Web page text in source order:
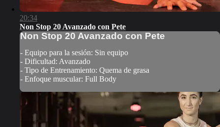
20:34
Non Stop 20 Avanzado con Pete
Non Stop 20 Avanzado con Pete
- Equipo para la sesión: Sin equipo
- Dificultad: Avanzado
- Tipo de Entrenamiento: Quema de grasa
- Enfoque muscular: Full Body